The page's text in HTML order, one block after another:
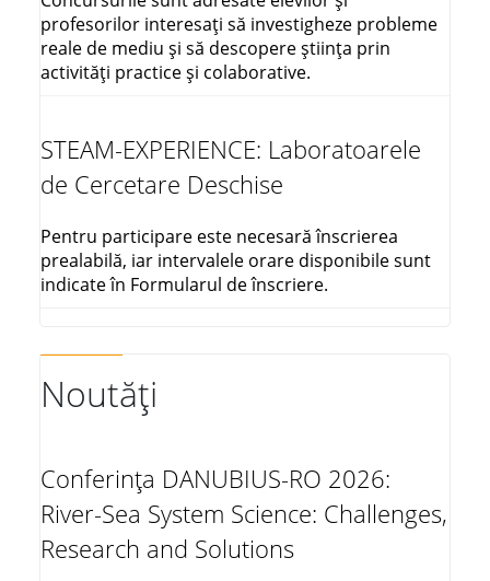
profesorilor interesați să investigheze probleme
reale de mediu și să descopere știința prin
activități practice și colaborative.
STEAM-EXPERIENCE: Laboratoarele
de Cercetare Deschise
Pentru participare este necesară înscrierea
prealabilă, iar intervalele orare disponibile sunt
indicate în Formularul de înscriere.
Noutăți
Conferința DANUBIUS-RO 2026:
River-Sea System Science: Challenges,
Research and Solutions